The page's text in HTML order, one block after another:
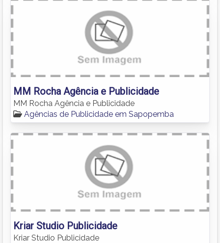
MM Rocha Agência e Publicidade
MM Rocha Agência e Publicidade
Agências de Publicidade em Sapopemba
Kriar Studio Publicidade
Kriar Studio Publicidade